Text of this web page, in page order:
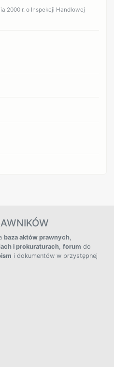
2000 r. o Inspekcji Handlowej
baza aktów prawnych,
i prokuraturach, forum do
i dokumentów w przystępnej